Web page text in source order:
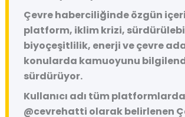
Çevre haberciliğinde özgün
platform, iklim krizi,
biyoçeşitlilik, enerji ve çevre
konularda kamuoyunu
sürdürüyor.
Kullanıcı adı tüm platformlarda
@cevrehatti olarak belirlenen